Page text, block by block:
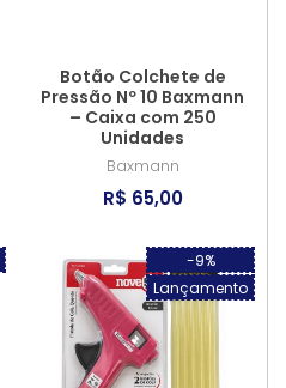
Botão Colchete de
Pressão Nº 10 Baxmann
– Caixa com 250
Unidades
Baxmann
R$ 65,00
-9%
Lançamento